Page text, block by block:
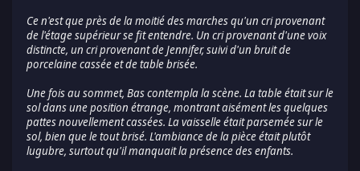
Ce n'est que près de la moitié des marches qu'un cri provenant
de l'étage supérieur se fit entendre. Un cri provenant d'une voix
distincte, un cri provenant de Jennifer, suivi d'un bruit de
porcelaine cassée et de table brisée.
Une fois au sommet, Bas contempla la scène. La table était sur le
sol dans une position étrange, montrant aisément les quelques
pattes nouvellement cassées. La vaisselle était parsemée sur le
sol, bien que le tout brisé. L'ambiance de la pièce était plutôt
lugubre, surtout qu'il manquait la présence des enfants.